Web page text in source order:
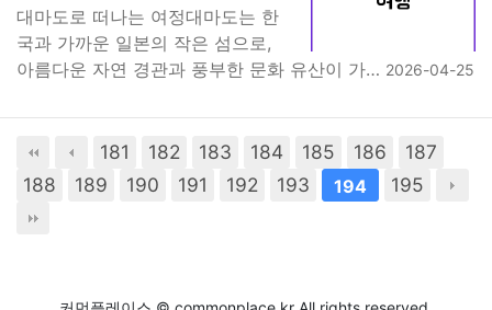
대마도로 떠나는 여정대마도는 한
국과 가까운 일본의 작은 섬으로,
아름다운 자연 경관과 풍부한 문화 유산이 가… 2026-04-25
181 182 183 184 185 186
187
188
189 190 191 192 193 194 195